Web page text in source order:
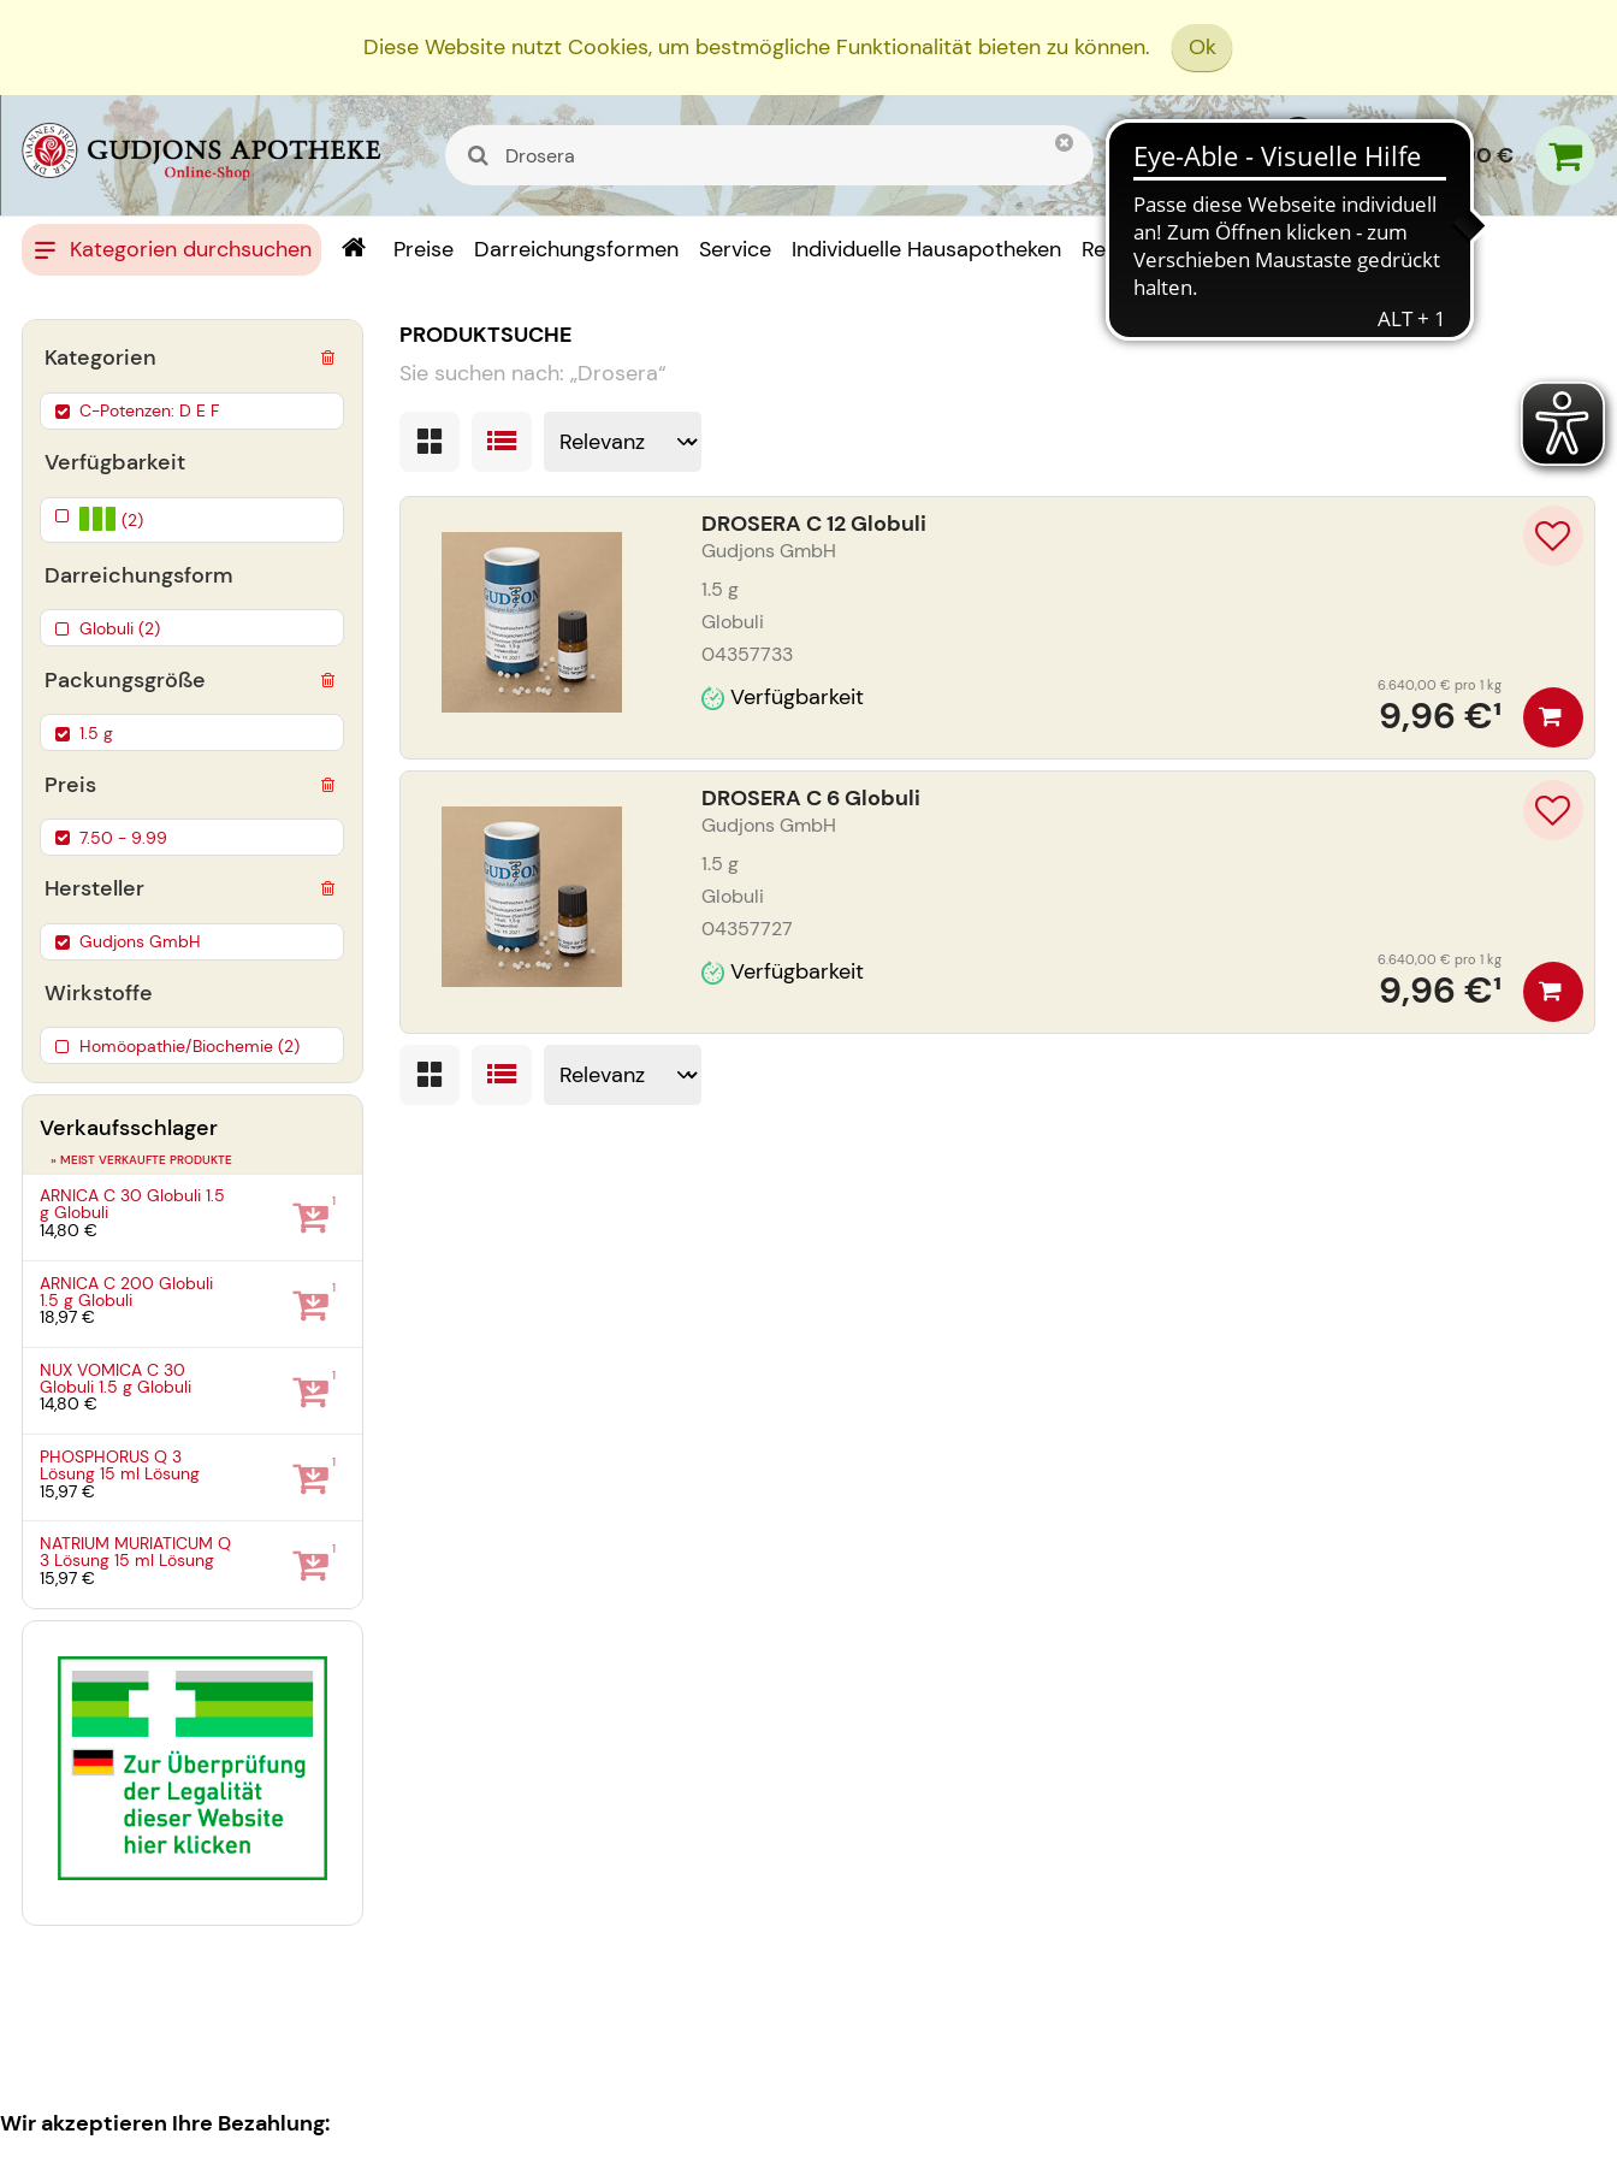
Diese Website nutzt Cookies, um bestmögliche Funktionalität bieten zu können. Ok
0,00 €
Kategorien durchsuchen Preise Darreichungsformen Service Individuelle Hausapotheken Rezept Einreichen
PRODUKTSUCHE
Sie suchen nach: „Drosera“
DROSERA C 12 Globuli
Gudjons GmbH
1.5 g
Globuli
04357733
Verfügbarkeit 9,96 €¹
6.640,00 € pro 1 kg
DROSERA C 6 Globuli
Gudjons GmbH
1.5 g
Globuli
04357727
Verfügbarkeit 9,96 €¹
6.640,00 € pro 1 kg
Verfügbarkeit
(2)
Darreichungsform
Globuli (2)
Packungsgröße
1.5 g
Preis
7.50 - 9.99
Hersteller
Gudjons GmbH
Wirkstoffe
Homöopathie/Biochemie (2)
Kategorien
C-Potenzen: D E F
Verkaufsschlager
» MEIST VERKAUFTE PRODUKTE
ARNICA C 30 Globuli1.5
gGlobuli
14,80 €
1
ARNICA C 200 Globuli
1.5 gGlobuli
18,97 €
1
NUX VOMICA C 30
Globuli1.5 gGlobuli
14,80 €
1
PHOSPHORUS Q 3
Lösung15 ml Lösung
15,97 €
1
NATRIUM MURIATICUM Q
3 Lösung15 ml Lösung
15,97 €
1
Wir akzeptieren Ihre Bezahlung: